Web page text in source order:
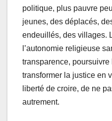
politique, plus pauvre
jeunes, des déplacés,
endeuillés, des villages.
l’autonomie religieuse
transparence,
transformer la justice en
liberté de croire, de ne
autrement.